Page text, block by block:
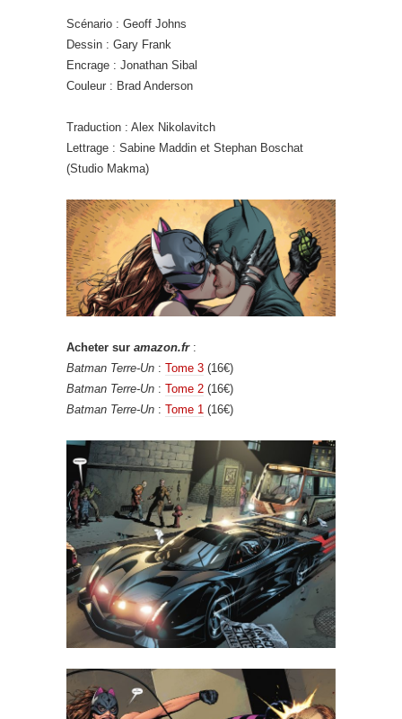
Scénario : Geoff Johns
Dessin : Gary Frank
Encrage : Jonathan Sibal
Couleur : Brad Anderson
Traduction : Alex Nikolavitch
Lettrage : Sabine Maddin et Stephan Boschat
(Studio Makma)
Acheter sur amazon.fr:
Batman Terre-Un : Tome 3 (16€)
Batman Terre-Un : Tome 2 (16€)
Batman Terre-Un : Tome 1 (16€)